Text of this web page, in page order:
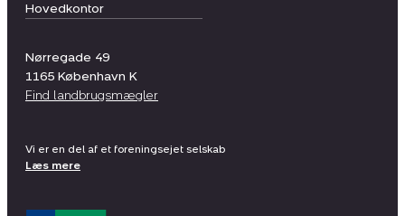
Hovedkontor
Nørregade 49
1165 København K
Find landbrugsmægler
Vi er en del af et foreningsejet selskab
Læs mere